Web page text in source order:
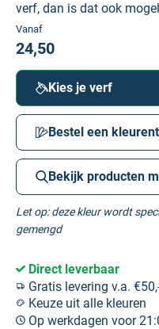
verf, dan is dat ook
Vanaf
24,50
Kies je verf
Bestel een
Bekijk producten
Let op: deze kleur wordt
gemengd
Direct leverbaar
Gratis levering v.a.
Keuze uit alle kleuren
Op werkdagen voor